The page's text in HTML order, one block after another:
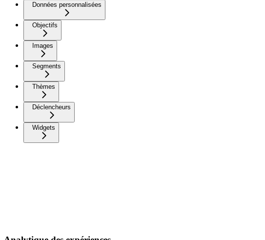
Données personnalisées
Objectifs
Images
Segments
Thèmes
Déclencheurs
Widgets